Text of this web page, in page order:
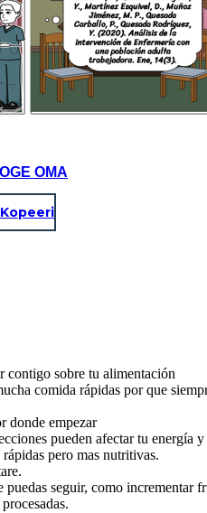
OMA
Kopeeri
contigo sobre tu alimentación
comida rápidas por que
donde empezar
pueden afectar tu energía y
pero mas nutritivas.
seguir, como incrementar